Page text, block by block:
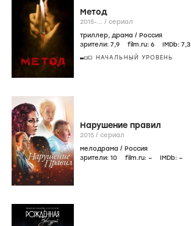
Метод
2015-... / сериал
триллер, драма / Россия
зрители: 7,9 film.ru: 6 IMDb: 7,3
НАЧАЛЬНЫЙ УРОВЕНЬ
Нарушение правил
2015 / сериал
мелодрама / Россия
зрители: 10 film.ru: – IMDb: –